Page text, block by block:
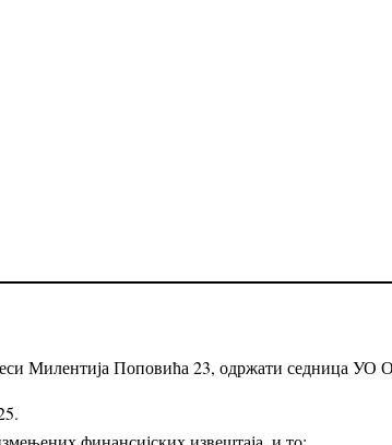
Милентија Поповића 23, одржати седница УО